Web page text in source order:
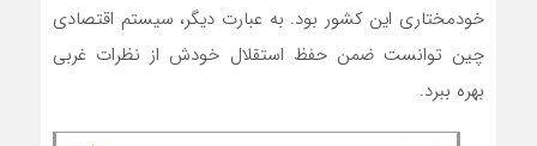
خودمختاری این کشور بود. به عبارت دیگر، سیستم اقتصادی
چین توانست ضمن حفظ استقلال خودش از نظرات غربی
بهره ببرد.